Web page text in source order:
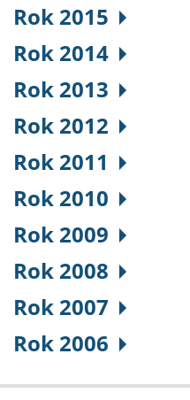
Rok 2015
Rok 2014
Rok 2013
Rok 2012
Rok 2011
Rok 2010
Rok 2009
Rok 2008
Rok 2007
Rok 2006